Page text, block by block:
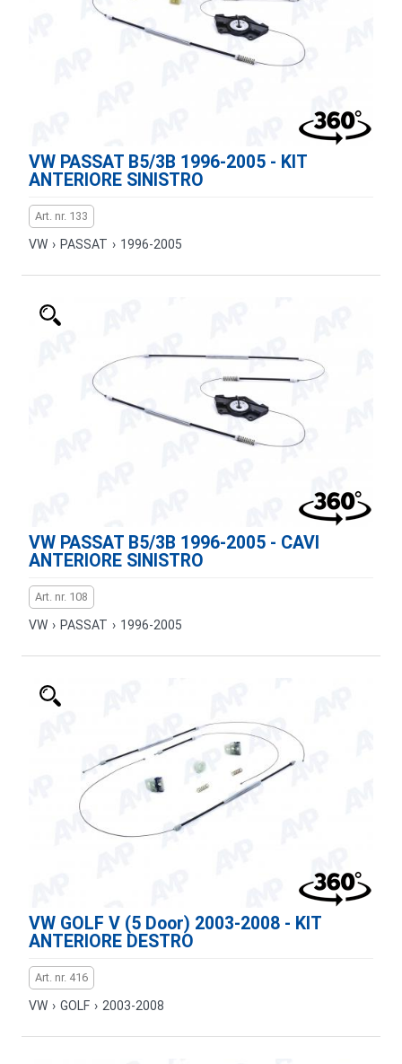
VW PASSAT B5/3B 1996-2005 - KIT
ANTERIORE SINISTRO
Art. nr. 133
VW › PASSAT › 1996-2005
VW PASSAT B5/3B 1996-2005 - CAVI
ANTERIORE SINISTRO
Art. nr. 108
VW › PASSAT › 1996-2005
VW GOLF V (5 Door) 2003-2008 - KIT
ANTERIORE DESTRO
Art. nr. 416
VW › GOLF › 2003-2008